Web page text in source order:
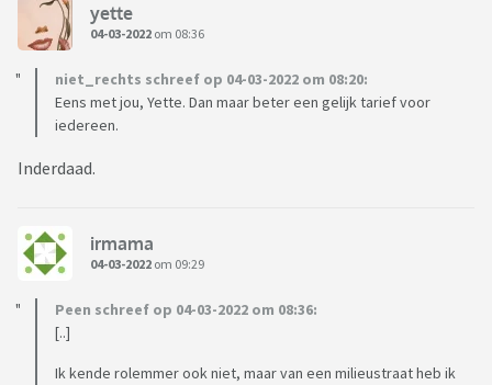
yette
04-03-2022 om 08:36
niet_rechts schreef op 04-03-2022 om 08:20:
Eens met jou, Yette. Dan maar beter een gelijk tarief voor
iedereen.
Inderdaad.
irmama
04-03-2022 om 09:29
Peen schreef op 04-03-2022 om 08:36:
[..]
Ik kende rolemmer ook niet, maar van een milieustraat heb ik